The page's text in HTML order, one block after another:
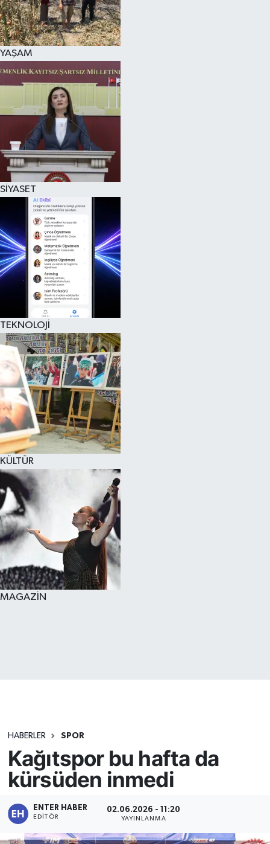
YAŞAM
SİYASET
TEKNOLOJİ
KÜLTÜR
MAGAZİN
HABERLER SPOR
Kağıtspor bu hafta da
kürsüden inmedi
ENTER HABER
EDITÖR
02.06.2026 - 11:20
YAYINLANMA